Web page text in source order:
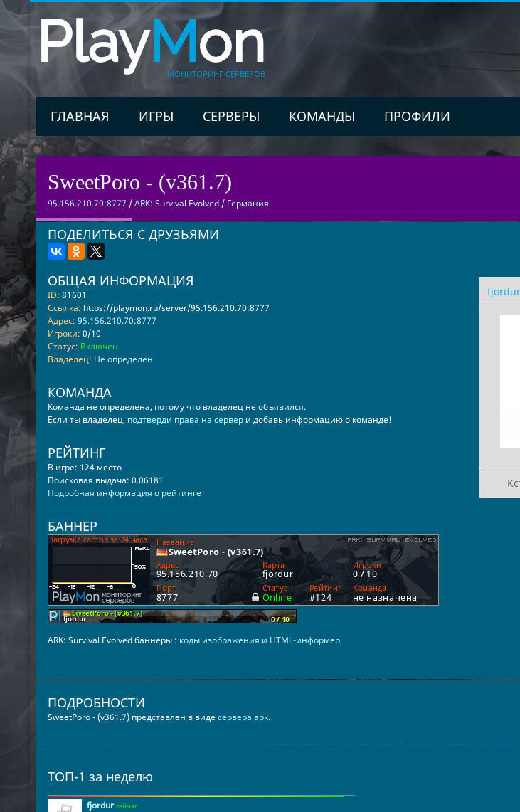
PlayMon
МОНИТОРИНГ СЕРВЕРОВ
ГЛАВНАЯ ИГРЫ СЕРВЕРЫ КОМАНДЫ ПРОФИЛИ
SweetPoro - (v361.7)
95.156.210.70:8777 /ARK: Survival Evolved/ Германия
ПОДЕЛИТЬСЯ С ДРУЗЬЯМИ
fjordur
ОБЩАЯ ИНФОРМАЦИЯ
ID: 81601
Ссылка: https://playmon.ru/server/95.156.210.70:8777
Адрес: 95.156.210.70:8777
Игроки: 0/10
Статус: Включен
Владелец: Не определён
КОМАНДА
Команда не определена, потому что владелец не объявился.
Если ты владелец, подтверди права на сервери добавь информацию о команде!
РЕЙТИНГ
В игре: 124 место
Поисковая выдача: 0.06181
Подробная информация о рейтинге
БАННЕР
ARK: Survival Evolved баннеры : коды изображения и HTML-информер
ПОДРОБНОСТИ
SweetPoro - (v361.7) представлен в видесервера арк.
ТОП-1 за неделю
fjordur сейчас